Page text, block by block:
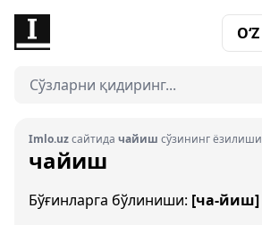
O‘Z
Imlo.uzсайтида чайиш сўзининг ёзилиши
чайиш
Бўғинларга бўлиниши: [ча-йиш]